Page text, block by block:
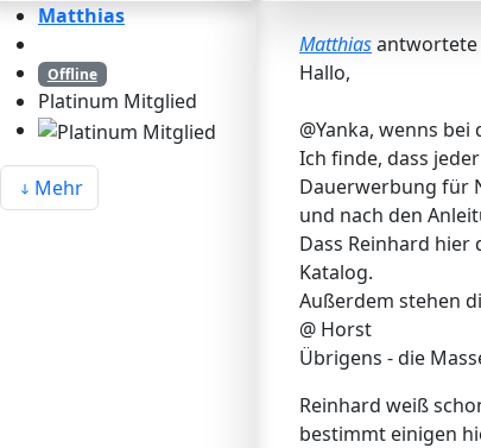
Matthias
Offline
Platinum Mitglied
Mehr
Matthias
Hallo,
@Yanka, wenns
Ich finde, dass
Dauerwerbung für
und nach den
Dass Reinhard
Katalog.
Außerdem stehen
@ Horst
Übrigens - die
Reinhard weiß
bestimmt einigen